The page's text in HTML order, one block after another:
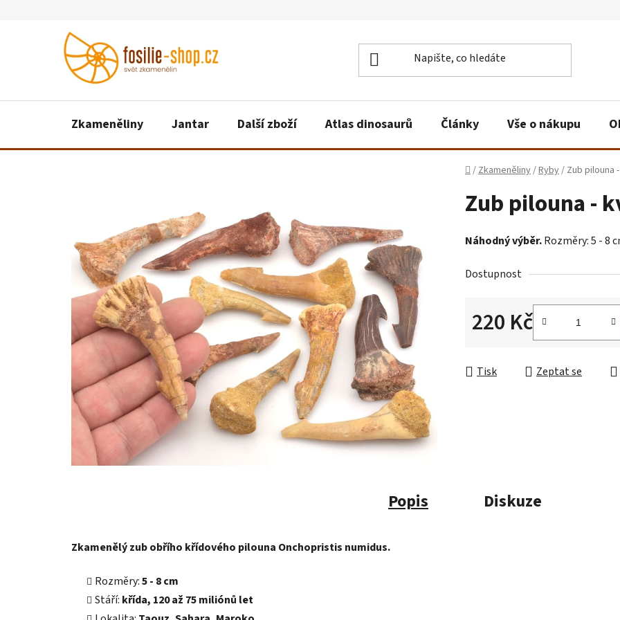
Zkameněliny Jantar Další zboží Atlas dinosaurů Články Vše o nákupu
Domů
/Zkameněliny/Ryby/ Zub pilouna
Zub pilouna -
Náhodný výběr.Rozměry: 5 - 8
Dostupnost
220 Kč
Tisk Zeptat se
Popis Diskuze
Zkamenělý zub obřího křídového pilouna Onchopristis numidus.
Rozměry:5 - 8 cm
Stáří: křída, 120 až 75 miliónů let